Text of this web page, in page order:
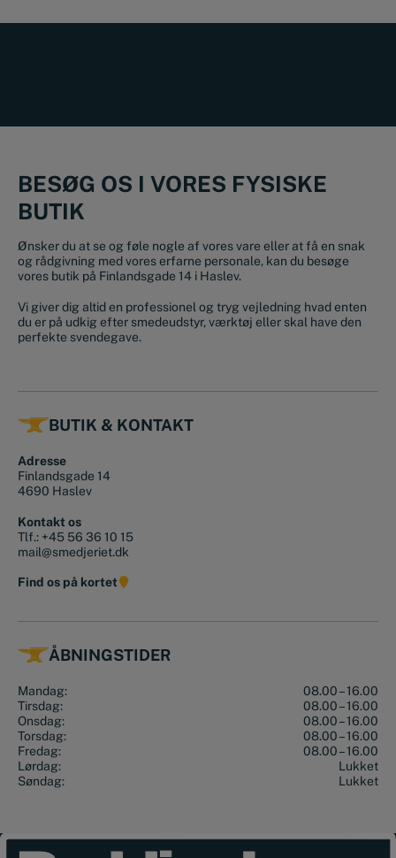
BESØG OS I VORES FYSISKE
BUTIK
Ønsker du at se og føle nogle af vores vare eller at få en snak
og rådgivning med vores erfarne personale, kan du besøge
vores butik på Finlandsgade 14 i Haslev.
Vi giver dig altid en professionel og tryg vejledning hvad enten
du er på udkig efter smedeudstyr, værktøj eller skal have den
perfekte svendegave.
BUTIK & KONTAKT
Adresse
Finlandsgade 14
4690 Haslev
Kontakt os
Tlf.: +45 56 36 10 15
mail@smedjeriet.dk
Find os på kortet
ÅBNINGSTIDER
Mandag:
08.00 – 16.00
Tirsdag:
08.00 – 16.00
Onsdag:
08.00 – 16.00
Torsdag:
08.00 – 16.00
Fredag:
08.00 – 16.00
Lørdag:
Lukket
Søndag:
Lukket